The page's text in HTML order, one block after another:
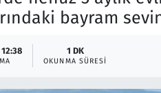
bayram
1 DK
OKUNMA SÜRESI